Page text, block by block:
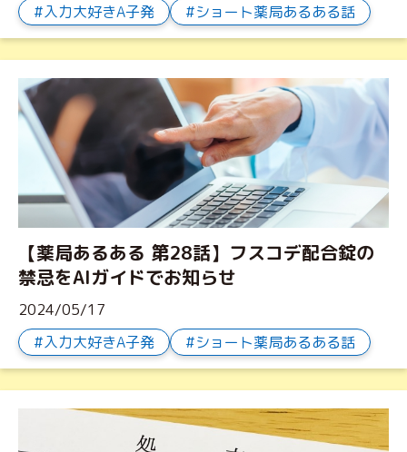
入力大好きA子発
ショート薬局あるある話
【薬局あるある 第28話】フスコデ配合錠の
禁忌をAIガイドでお知らせ
2024/05/17
入力大好きA子発
ショート薬局あるある話